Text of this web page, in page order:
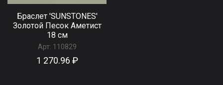
Браслет 'SUNSTONES'
Золотой Песок Аметист
18 см
Арт: 110829
1 270.96 ₽